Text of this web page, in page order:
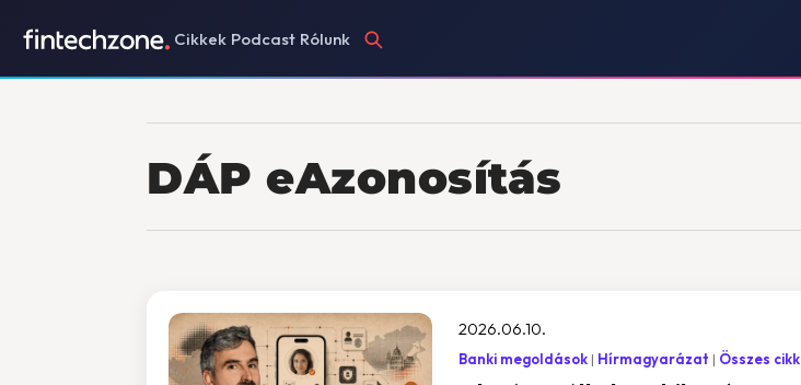
Cikkek Podcast Rólunk
DÁP eAzonosítás
2026.06.10.
Banki megoldások Hírmagyarázat Összes cikk